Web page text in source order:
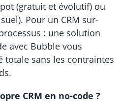
(gratuit et évolutif) ou
Pour un CRM sur-
: une solution
avec Bubble vous
totale sans les contraintes
CRM en no-code ?